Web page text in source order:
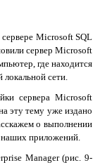
Microsoft SQL
сервер Microsoft
где находится
сети.
сервера Microsoft
эту тему уже издано
о выполнении
наших приложений.
Manager(рис. 9-